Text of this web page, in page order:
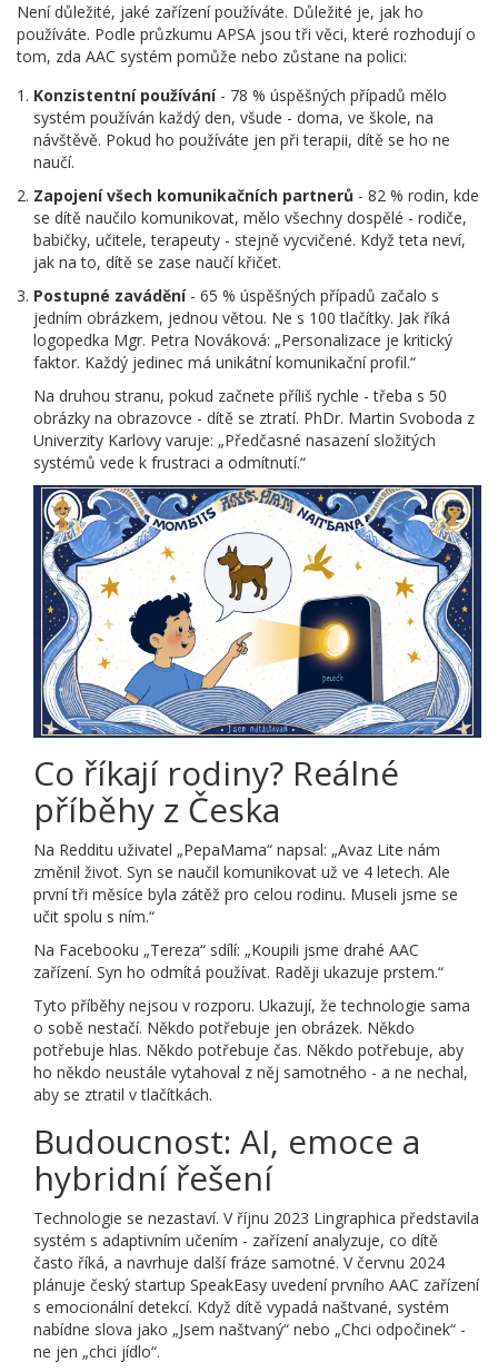
Není důležité, jaké zařízení používáte. Důležité je, jak ho
používáte. Podle průzkumu APSA jsou tři věci, které rozhodují o
tom, zda AAC systém pomůže nebo zůstane na polici:
Konzistentní používání- 78 % úspěšných případů mělo
systém používán každý den, všude - doma, ve škole, na
návštěvě. Pokud ho používáte jen při terapii, dítě se ho ne
naučí.
Zapojení všech komunikačních partnerů - 82 % rodin, kde
se dítě naučilo komunikovat, mělo všechny dospělé - rodiče,
babičky, učitele, terapeuty - stejně vycvičené. Když teta neví,
jak na to, dítě se zase naučí křičet.
Postupné zavádění- 65 % úspěšných případů začalo s
jedním obrázkem, jednou větou. Ne s 100 tlačítky. Jak říká
logopedka Mgr. Petra Nováková: „Personalizace je kritický
faktor. Každý jedinec má unikátní komunikační profil.“
Na druhou stranu, pokud začnete příliš rychle - třeba s 50
obrázky na obrazovce - dítě se ztratí. PhDr. Martin Svoboda z
Univerzity Karlovy varuje: „Předčasné nasazení složitých
systémů vede k frustraci a odmítnutí.“
Co říkají rodiny? Reálné
příběhy z Česka
Na Redditu uživatel „PepaMama“ napsal: „Avaz Lite nám
změnil život. Syn se naučil komunikovat už ve 4 letech. Ale
první tři měsíce byla zátěž pro celou rodinu. Museli jsme se
učit spolu s ním.“
Na Facebooku „Tereza“ sdílí: „Koupili jsme drahé AAC
zařízení. Syn ho odmítá používat. Raději ukazuje prstem.“
Tyto příběhy nejsou v rozporu. Ukazují, že technologie sama
o sobě nestačí. Někdo potřebuje jen obrázek. Někdo
potřebuje hlas. Někdo potřebuje čas. Někdo potřebuje, aby
ho někdo neustále vytahoval z něj samotného - a ne nechal,
aby se ztratil v tlačítkách.
Budoucnost: AI, emoce a
hybridní řešení
Technologie se nezastaví. V říjnu 2023 Lingraphica představila
systém s adaptivním učením - zařízení analyzuje, co dítě
často říká, a navrhuje další fráze samotné. V červnu 2024
plánuje český startup SpeakEasy uvedení prvního AAC zařízení
s emocionální detekcí. Když dítě vypadá naštvané, systém
nabídne slova jako „Jsem naštvaný“ nebo „Chci odpočinek“ -
ne jen „chci jídlo“.